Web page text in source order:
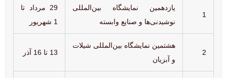
1
یازدهمین نمایشگاه بین‌المللی
نوشیدنی‌ها و صنایع وابسته
29 مرداد تا
1 شهریور
2
هشتمین نمایشگاه بین‌المللی شیلات
و آبزیان
13 تا 16 آذر